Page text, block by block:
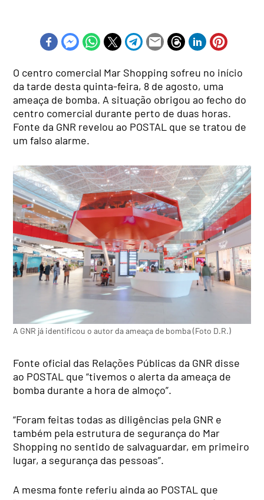
O centro comercial Mar Shopping sofreu no início
da tarde desta quinta-feira, 8 de agosto, uma
ameaça de bomba. A situação obrigou ao fecho do
centro comercial durante perto de duas horas.
Fonte da GNR revelou ao POSTAL que se tratou de
um falso alarme.
A GNR já identificou o autor da ameaça de bomba (Foto D.R.)
Fonte oficial das Relações Públicas da GNR disse
ao POSTAL que “tivemos o alerta da ameaça de
bomba durante a hora de almoço”.
“Foram feitas todas as diligências pela GNR e
também pela estrutura de segurança do Mar
Shopping no sentido de salvaguardar, em primeiro
lugar, a segurança das pessoas”.
A mesma fonte referiu ainda ao POSTAL que